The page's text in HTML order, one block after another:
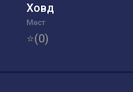
Ховд
Мөст
⭐(0)